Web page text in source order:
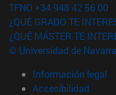
TFNO +34 948 42 56 00
¿QUÉ GRADO TE
¿QUÉ MÁSTER TE
© Universidad de Navarra
Información legal
Accesibilidad